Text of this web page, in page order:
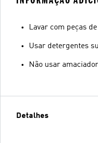
Lavar com peças
Usar detergentes
Não usar
Detalhes